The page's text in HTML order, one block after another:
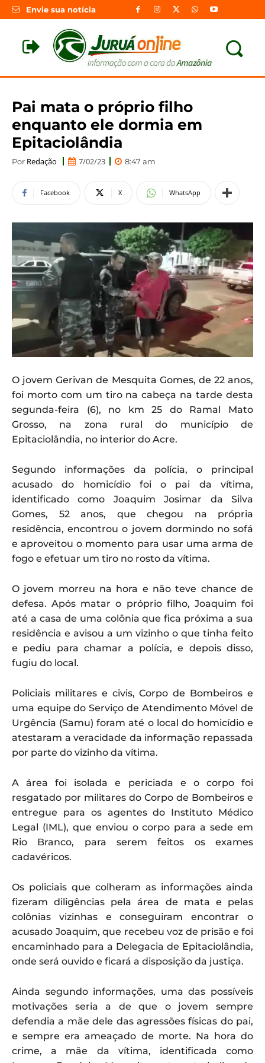
Envie sua notícia
Pai mata o próprio filho
enquanto ele dormia em
Epitaciolândia
Por Redação 7/02/23 8:47 am
Facebook X WhatsApp
O jovem Gerivan de Mesquita Gomes, de 22 anos,
foi morto com um tiro na cabeça na tarde desta
segunda-feira (6), no km 25 do Ramal Mato
Grosso, na zona rural do município de
Epitaciolândia, no interior do Acre.
Segundo informações da polícia, o principal
acusado do homicídio foi o pai da vítima,
identificado como Joaquim Josimar da Silva
Gomes, 52 anos, que chegou na própria
residência, encontrou o jovem dormindo no sofá
e aproveitou o momento para usar uma arma de
fogo e efetuar um tiro no rosto da vítima.
O jovem morreu na hora e não teve chance de
defesa. Após matar o próprio filho, Joaquim foi
até a casa de uma colônia que fica próxima a sua
residência e avisou a um vizinho o que tinha feito
e pediu para chamar a polícia, e depois disso,
fugiu do local.
Policiais militares e civis, Corpo de Bombeiros e
uma equipe do Serviço de Atendimento Móvel de
Urgência (Samu) foram até o local do homicídio e
atestaram a veracidade da informação repassada
por parte do vizinho da vítima.
A área foi isolada e periciada e o corpo foi
resgatado por militares do Corpo de Bombeiros e
entregue para os agentes do Instituto Médico
Legal (IML), que enviou o corpo para a sede em
Rio Branco, para serem feitos os exames
cadavéricos.
Os policiais que colheram as informações ainda
fizeram diligências pela área de mata e pelas
colônias vizinhas e conseguiram encontrar o
acusado Joaquim, que recebeu voz de prisão e foi
encaminhado para a Delegacia de Epitaciolândia,
onde será ouvido e ficará a disposição da justiça.
Ainda segundo informações, uma das possíveis
motivações seria a de que o jovem sempre
defendia a mãe dele das agressões físicas do pai,
e sempre era ameaçado de morte. Na hora do
crime, a mãe da vítima, identificada como